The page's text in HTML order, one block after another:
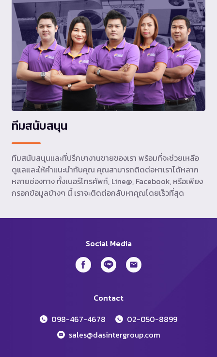
ทีมสนับสนุน
ทีมสนับสนุนและที่ปรึกษางานขายของเรา พร้อมที่จะช่วยเหลือ
ดูแลและให้คำแนะนำกับคุณ คุณสามารถติดต่อหาเราได้หลาก
หลายช่องทาง ทั้งเบอร์โทรศัพท์, Line@, Facebook, หรือเพียง
กรอกข้อมูลข้างๆ นี้ เราจะติดต่อกลับหาคุณโดยเร็วที่สุด
Social Media
Contact
098-467-4678
02-050-8899
sales@dasintergroup.com